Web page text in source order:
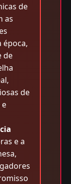
de
as
época,
de
de
e a